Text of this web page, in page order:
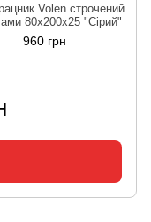
Volen строчений
80х200х25 "Сірий"
960 грн